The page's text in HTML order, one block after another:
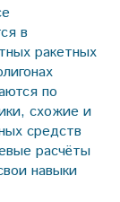
в
ракетных
по
схожие и
средств
расчёты
навыки